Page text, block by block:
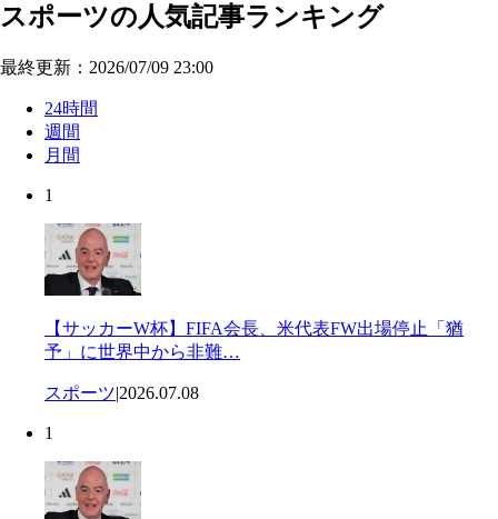
スポーツの人気記事ランキング
最終更新：2026/07/09 23:00
24時間
週間
月間
1
【サッカーW杯】FIFA会長、米代表FW出場停止「猶
予」に世界中から非難…
スポーツ|2026.07.08
1